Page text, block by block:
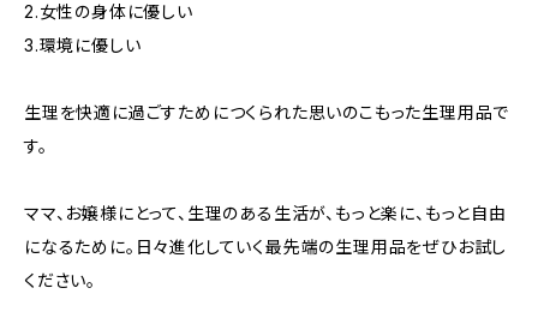
2.女性の身体に優しい
3.環境に優しい
生理を快適に過ごすためにつくられた思いのこもった生理用品で
す。
ママ、お嬢様にとって、生理のある生活が、もっと楽に、もっと自由
になるために。日々進化していく最先端の生理用品をぜひお試し
ください。